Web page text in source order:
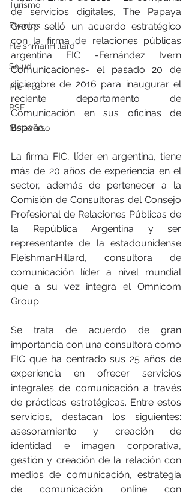
Turismo
Eventos
FleishmanHillard
Salud
Premios
RSE
Metaverso
de servicios digitales, The Papaya
Group selló un acuerdo estratégico
con la firma de relaciones públicas
argentina FIC -Fernández Ivern
Comunicaciones- el pasado 20 de
diciembre de 2016 para inaugurar el
reciente departamento de
Comunicación en sus oficinas de
España.
La firma FIC, líder en argentina, tiene
más de 20 años de experiencia en el
sector, además de pertenecer a la
Comisión de Consultoras del Consejo
Profesional de Relaciones Públicas de
la República Argentina y ser
representante de la estadounidense
FleishmanHillard, consultora de
comunicación líder a nivel mundial
que a su vez integra el Omnicom
Group.
Se trata de acuerdo de gran
importancia con una consultora como
FIC que ha centrado sus 25 años de
experiencia en ofrecer servicios
integrales de comunicación a través
de prácticas estratégicas. Entre estos
servicios, destacan los siguientes:
asesoramiento y creación de
identidad e imagen corporativa,
gestión y creación de la relación con
medios de comunicación, estrategia
de comunicación online con